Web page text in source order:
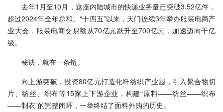
去年1月至10月，这座内陆城市的快递业务量已突破3.52亿件，
超过2024年全年总和。“十四五”以来，天门连续3年举办服装电商产
业大会，服装电商交易额从70亿元跃升至700亿元，加速迈向千亿
级。
秘诀，就在一条链。
向上游突破，投资80亿元打造化纤纺织产业园，引入聚合物切
片、纺丝、织布等15家上下游企业，构建“原料——纺丝——织布
——制衣”的完整闭环，一举终结了面料外购的历史。